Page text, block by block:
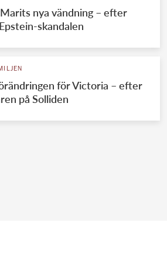
nya vändning – efter
skandalen
för Victoria – efter
på Solliden